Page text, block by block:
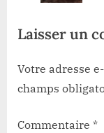
Laisser un
Votre adresse
champs
Commentaire *